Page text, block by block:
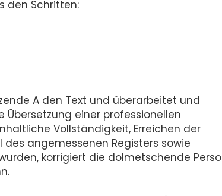
den Schritten:
A den Text und überarbeitet und
Übersetzung einer professionellen
Vollständigkeit, Erreichen der
angemessenen Registers sowie
korrigiert die dolmetschende